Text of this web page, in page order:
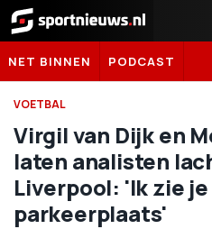
Sportnieuws.nl
NET BINNEN PODCAST
VOETBAL
Virgil van Dijk en
laten analisten
Liverpool: 'Ik zie je
parkeerplaats'